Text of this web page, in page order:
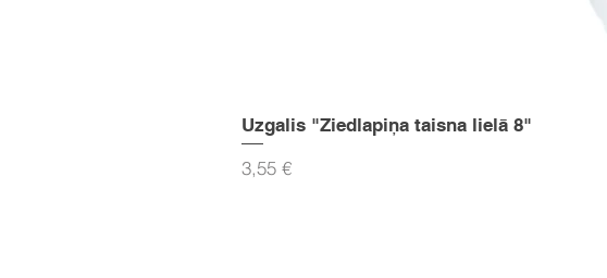
Uzgalis "Ziedlapiņa taisna lielā 8"
Cena
3,55 €